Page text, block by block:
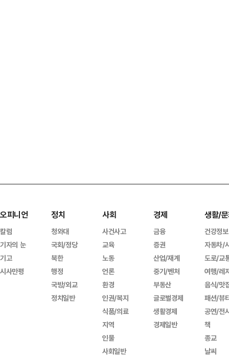
오피니언
칼럼
기자의 눈
기고
시사만평
정치
청와대
국회/정당
북한
행정
국방/외교
정치일반
사회
사건사고
교육
노동
언론
환경
인권/복지
식품/의료
지역
인물
사회일반
경제
금융
증권
산업/재계
중기/벤처
부동산
글로벌경제
생활경제
경제일반
생활/
건강정보
자동차/
도로/교
여행/레
음식/맛
패션/뷰
공연/전
책
종교
날씨